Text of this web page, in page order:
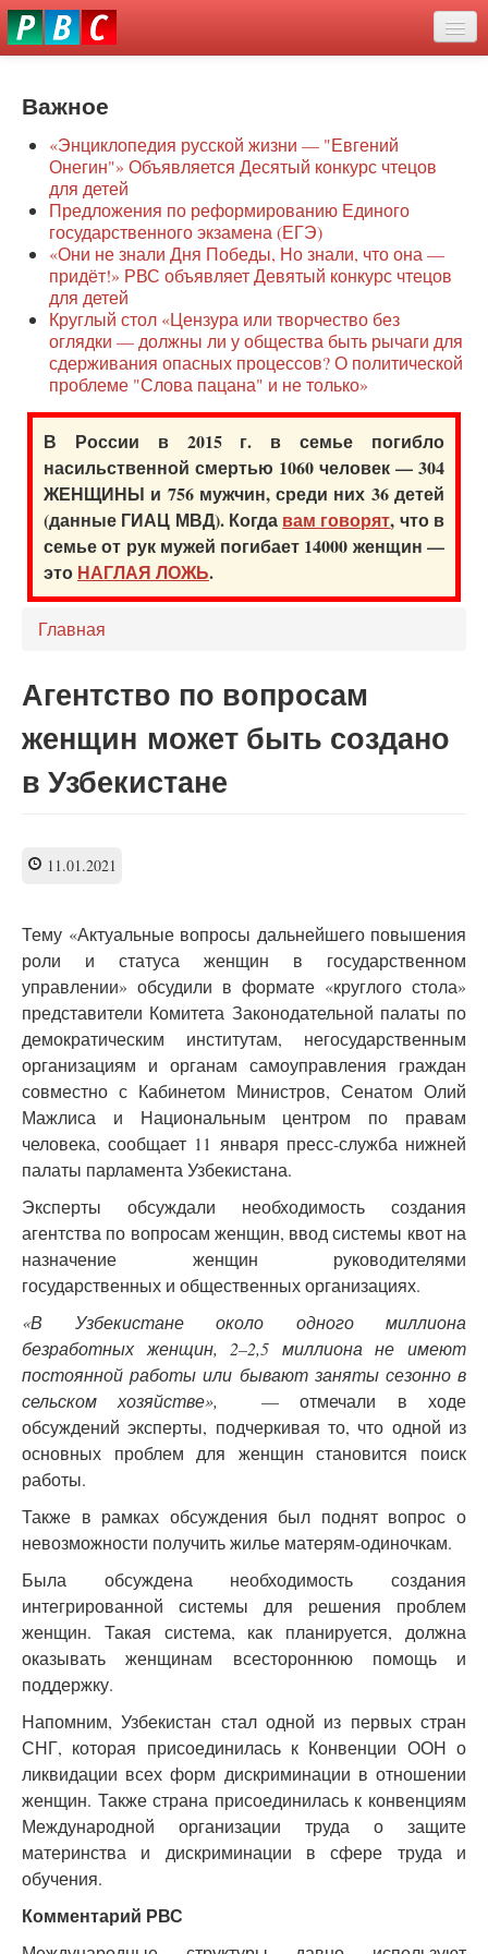
Перейти
к
О нас
Защита семей
Образование
Наше сопротивление
Регионы
Видео
Важное
«Энциклопедия русской жизни — "Евгений
Онегин"» Объявляется Десятый конкурс чтецов
для детей
Предложения по реформированию Единого
государственного экзамена (ЕГЭ)
«Они не знали Дня Победы, Но знали, что она —
придёт!» РВС объявляет Девятый конкурс чтецов
для детей
Круглый стол «Цензура или творчество без
оглядки — должны ли у общества быть рычаги для
сдерживания опасных процессов? О политической
проблеме "Слова пацана" и не только»
В России в 2015 г. в семье погибло
насильственной смертью 1060 человек — 304
ЖЕНЩИНЫ и 756 мужчин, среди них 36 детей
(данные ГИАЦ МВД). Когда вам говорят, что в
семье от рук мужей погибает 14000 женщин —
это НАГЛАЯ ЛОЖЬ.
Главная
Агентство по вопросам
женщин может быть создано
в Узбекистане
11.01.2021
Тему «Актуальные вопросы дальнейшего повышения
роли и статуса женщин в государственном
управлении» обсудили в формате «круглого стола»
представители Комитета Законодательной палаты по
демократическим институтам, негосударственным
организациям и органам самоуправления граждан
совместно с Кабинетом Министров, Сенатом Олий
Мажлиса и Национальным центром по правам
человека, сообщает 11 января пресс-служба нижней
палаты парламента Узбекистана.
Эксперты обсуждали необходимость создания
агентства по вопросам женщин, ввод системы квот на
назначение женщин руководителями
государственных и общественных организациях.
«В Узбекистане около одного миллиона
безработных женщин, 2–2,5 миллиона не имеют
постоянной работы или бывают заняты сезонно в
сельском хозяйстве»,
— отмечали в ходе
обсуждений эксперты, подчеркивая то, что одной из
основных проблем для женщин становится поиск
работы.
Также в рамках обсуждения был поднят вопрос о
невозможности получить жилье матерям-одиночкам.
Была обсуждена необходимость создания
интегрированной системы для решения проблем
женщин. Такая система, как планируется, должна
оказывать женщинам всестороннюю помощь и
поддержку.
Напомним, Узбекистан стал одной из первых стран
СНГ, которая присоединилась к Конвенции ООН о
ликвидации всех форм дискриминации в отношении
женщин. Также страна присоединилась к конвенциям
Международной организации труда о защите
материнства и дискриминации в сфере труда и
обучения.
Комментарий РВС